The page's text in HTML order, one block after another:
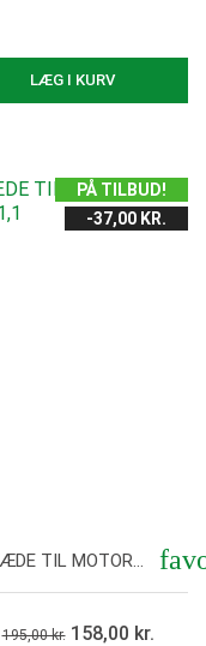
LÆG I KURV
SAVKÆDE TIL MOTORSAV 1/4" 1,1 56 DRIVLED
195,00 kr. 158,00 kr.
PÅ TILBUD!
-37,00 KR.